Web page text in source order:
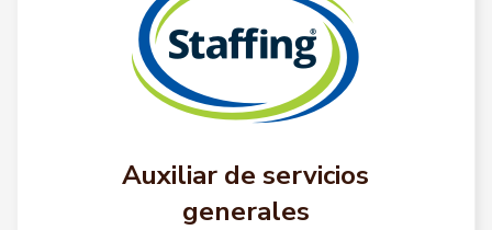
Auxiliar de servicios
generales